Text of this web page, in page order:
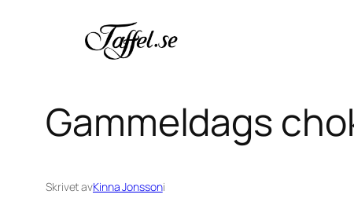
Gammeldags
Skrivet avKinna Jonssoni